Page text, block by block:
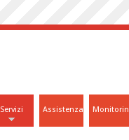
Servizi Assistenza